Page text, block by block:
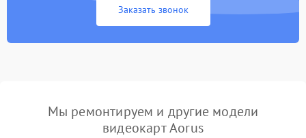
Заказать звонок
Мы ремонтируем и другие модели
видеокарт Aorus